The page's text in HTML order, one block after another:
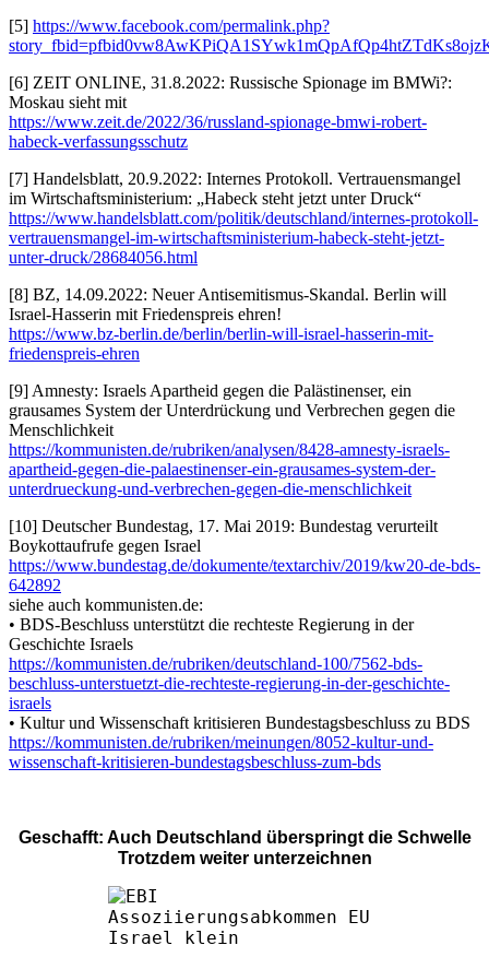
[5] https://www.facebook.com/permalink.php?
[6] ZEIT ONLINE, 31.8.2022: Russische Spionage im BMWi?:
Moskau sieht mit
https://www.zeit.de/2022/36/russland-spionage-bmwi-robert-
habeck-verfassungsschutz
[7] Handelsblatt, 20.9.2022: Internes Protokoll. Vertrauensmangel
im Wirtschaftsministerium: „Habeck steht jetzt unter Druck“
https://www.handelsblatt.com/politik/deutschland/internes-protokoll-
vertrauensmangel-im-wirtschaftsministerium-habeck-steht-jetzt-
unter-druck/28684056.html
[8] BZ, 14.09.2022: Neuer Antisemitismus-Skandal. Berlin will
Israel-Hasserin mit Friedenspreis ehren!
https://www.bz-berlin.de/berlin/berlin-will-israel-hasserin-mit-
friedenspreis-ehren
[9] Amnesty: Israels Apartheid gegen die Palästinenser, ein
grausames System der Unterdrückung und Verbrechen gegen die
Menschlichkeit
https://kommunisten.de/rubriken/analysen/8428-amnesty-israels-
apartheid-gegen-die-palaestinenser-ein-grausames-system-der-
unterdrueckung-und-verbrechen-gegen-die-menschlichkeit
[10] Deutscher Bundestag, 17. Mai 2019: Bundestag verurteilt
Boykottaufrufe gegen Israel
https://www.bundestag.de/dokumente/textarchiv/2019/kw20-de-bds-
642892
siehe auch kommunisten.de:
• BDS-Beschluss unterstützt die rechteste Regierung in der
Geschichte Israels
https://kommunisten.de/rubriken/deutschland-100/7562-bds-
beschluss-unterstuetzt-die-rechteste-regierung-in-der-geschichte-
israels
• Kultur und Wissenschaft kritisieren Bundestagsbeschluss zu BDS
https://kommunisten.de/rubriken/meinungen/8052-kultur-und-
wissenschaft-kritisieren-bundestagsbeschluss-zum-bds
Geschafft: Auch Deutschland überspringt die Schwelle
Trotzdem weiter unterzeichnen